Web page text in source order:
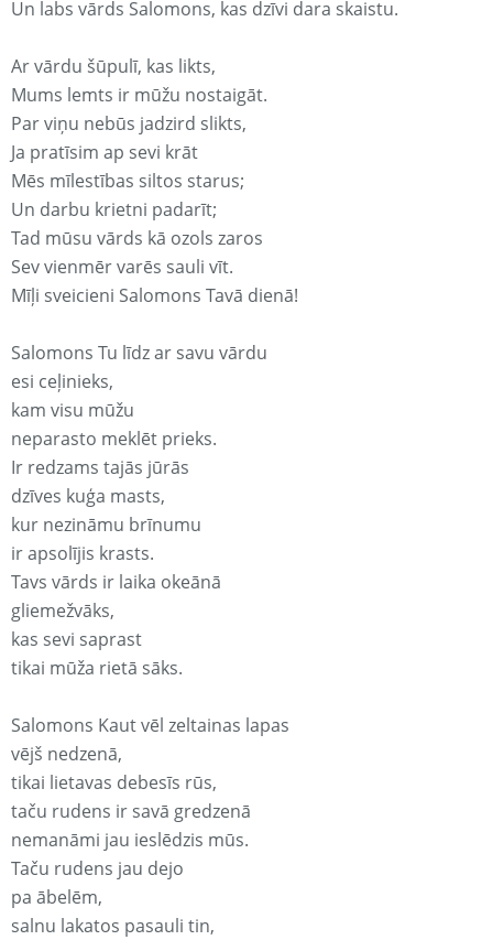
Un labs vārds Salomons, kas dzīvi dara skaistu.
Ar vārdu šūpulī, kas likts,
Mums lemts ir mūžu nostaigāt.
Par viņu nebūs jadzird slikts,
Ja pratīsim ap sevi krāt
Mēs mīlestības siltos starus;
Un darbu krietni padarīt;
Tad mūsu vārds kā ozols zaros
Sev vienmēr varēs sauli vīt.
Mīļi sveicieni Salomons Tavā dienā!
Salomons Tu līdz ar savu vārdu
esi ceļinieks,
kam visu mūžu
neparasto meklēt prieks.
Ir redzams tajās jūrās
dzīves kuģa masts,
kur nezināmu brīnumu
ir apsolījis krasts.
Tavs vārds ir laika okeānā
gliemežvāks,
kas sevi saprast
tikai mūža rietā sāks.
Salomons Kaut vēl zeltainas lapas
vējš nedzenā,
tikai lietavas debesīs rūs,
taču rudens ir savā gredzenā
nemanāmi jau ieslēdzis mūs.
Taču rudens jau dejo
pa ābelēm,
salnu lakatos pasauli tin,